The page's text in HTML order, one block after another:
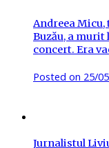
Andreea
Buzău, a murit
concert. Era
Posted on 25/
Jurnalistul